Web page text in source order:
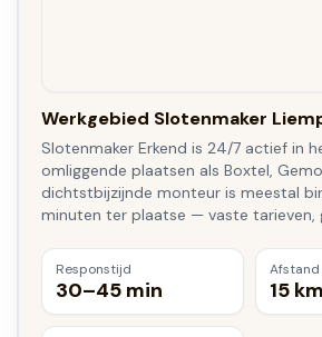
Werkgebied Slotenmaker
Slotenmaker Erkend is 24/7 actief in
omliggende plaatsen als Boxtel,
dichtstbijzijnde monteur is meestal
minuten ter plaatse — vaste tarieven,
Responstijd
30–45 min 15 km